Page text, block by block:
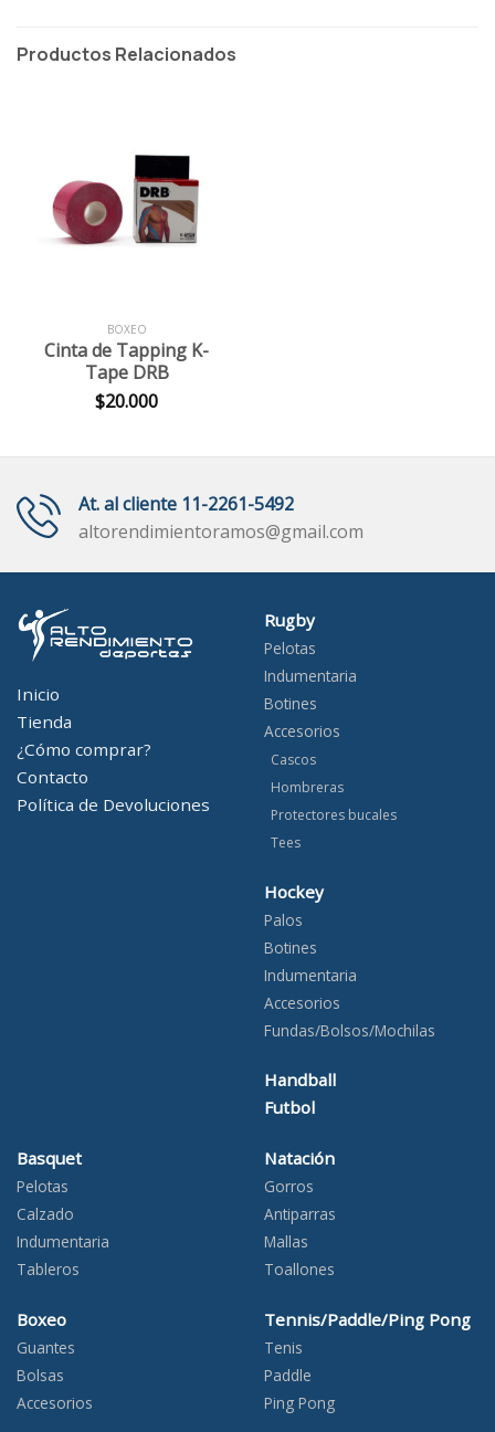
Productos Relacionados
BOXEO
Cinta de Tapping K-
Tape DRB
$20.000
At. al cliente 11-2261-5492
altorendimientoramos@gmail.com
Inicio
Tienda
¿Cómo comprar?
Contacto
Política de Devoluciones
Rugby
Pelotas
Indumentaria
Botines
Accesorios
Cascos
Hombreras
Protectores bucales
Tees
Hockey
Palos
Botines
Indumentaria
Accesorios
Fundas/Bolsos/Mochilas
Handball
Futbol
Basquet
Pelotas
Calzado
Indumentaria
Tableros
Boxeo
Guantes
Bolsas
Accesorios
Natación
Gorros
Antiparras
Mallas
Toallones
Tennis/Paddle/Ping Pong
Tenis
Paddle
Ping Pong